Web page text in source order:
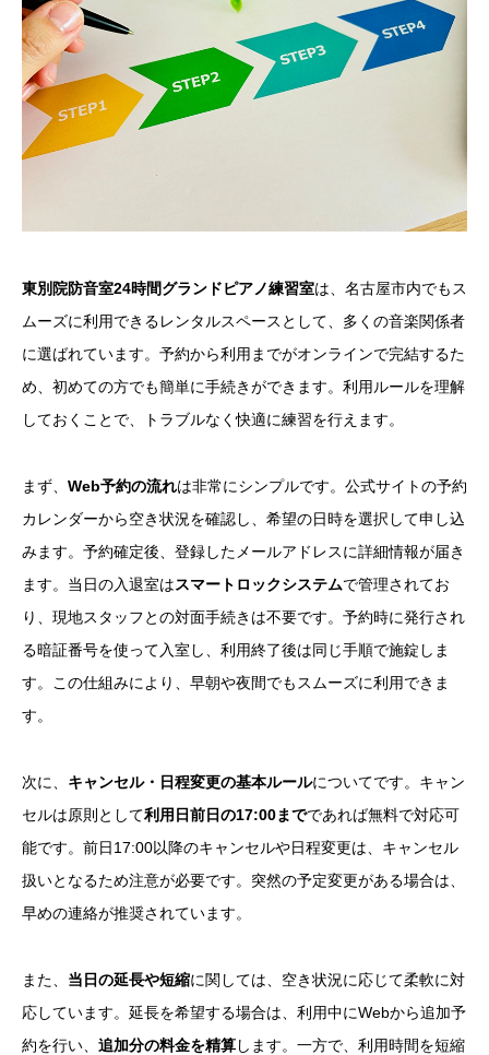
東別院防音室24時間グランドピアノ練習室は、名古屋市内でもス
ムーズに利用できるレンタルスペースとして、多くの音楽関係者
に選ばれています。予約から利用までがオンラインで完結するた
め、初めての方でも簡単に手続きができます。利用ルールを理解
しておくことで、トラブルなく快適に練習を行えます。
まず、 Web予約の流れは非常にシンプルです。公式サイトの予約
カレンダーから空き状況を確認し、希望の日時を選択して申し込
みます。予約確定後、登録したメールアドレスに詳細情報が届き
ます。当日の入退室はスマートロックシステムで管理されてお
り、現地スタッフとの対面手続きは不要です。予約時に発行され
る暗証番号を使って入室し、利用終了後は同じ手順で施錠しま
す。この仕組みにより、早朝や夜間でもスムーズに利用できま
す。
次に、 キャンセル・日程変更の基本ルールについてです。キャン
セルは原則として利用日前日の17:00までであれば無料で対応可
能です。前日17:00以降のキャンセルや日程変更は、キャンセル
扱いとなるため注意が必要です。突然の予定変更がある場合は、
早めの連絡が推奨されています。
また、 当日の延長や短縮に関しては、空き状況に応じて柔軟に対
応しています。延長を希望する場合は、利用中にWebから追加予
約を行い、 追加分の料金を精算します。一方で、利用時間を短縮